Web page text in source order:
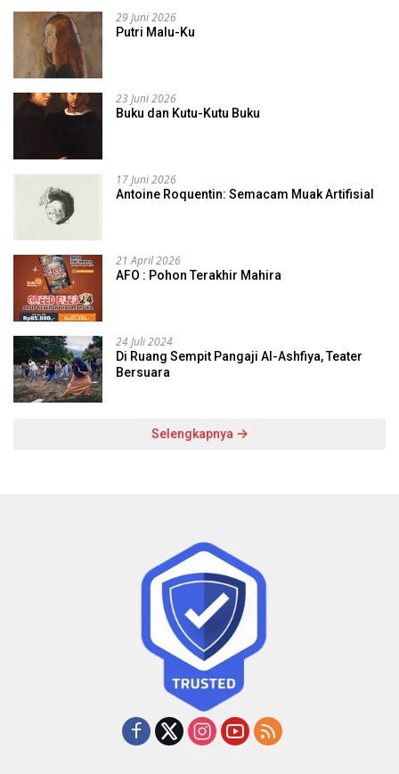
29 Juni 2026
Putri Malu-Ku
23 Juni 2026
Buku dan Kutu-Kutu Buku
17 Juni 2026
Antoine Roquentin: Semacam Muak Artifisial
21 April 2026
AFO : Pohon Terakhir Mahira
24 Juli 2024
Di Ruang Sempit Pangaji Al-Ashfiya, Teater
Bersuara
Selengkapnya